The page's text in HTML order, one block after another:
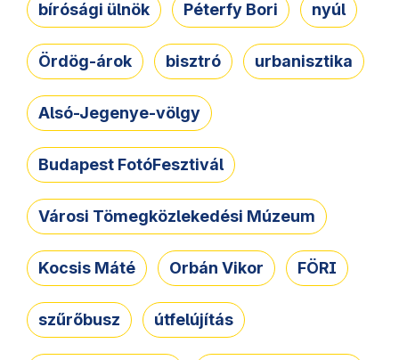
bírósági ülnök Péterfy Bori nyúl
Ördög-árok bisztró urbanisztika
Alsó-Jegenye-völgy
Budapest FotóFesztivál
Városi Tömegközlekedési Múzeum
Kocsis Máté Orbán Vikor FÖRI
szűrőbusz útfelújítás